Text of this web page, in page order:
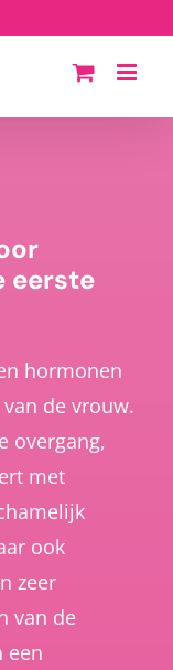
eerste
hormonen
de vrouw.
overgang,
met
ook
zeer
van de
een